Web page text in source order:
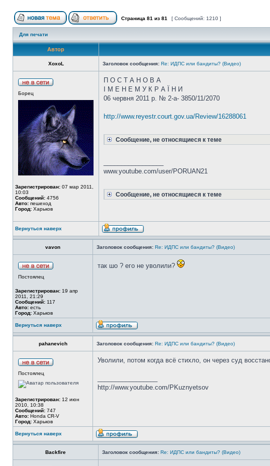
Страница 81 из 81 [ Сообщений: 1210 ]
Для печати
Автор
XoxoL Заголовок сообщения: Re: ИДПС или бандиты? (Видео)
Борец
Зарегистрирован: 07 мар 2011,
10:03
Сообщений: 4756
Авто: пешеход
Город: Харьков
П О С Т А Н О В А
І М Е Н Е М У К Р А Ї Н И
06 червня 2011 р. № 2-а- 3850/11/2070
http://www.reyestr.court.gov.ua/Review/16288061
Сообщение, не относящиеся к теме
www.youtube.com/user/PORUAN21
Сообщение, не относящиеся к теме
Вернуться наверх
vavon Заголовок сообщения: Re: ИДПС или бандиты? (Видео)
Постоялец
Зарегистрирован: 19 апр
2011, 21:29
Сообщений: 117
Авто: есть
Город: Харьков
так шо ? его не уволили?
Вернуться наверх
pahanevich Заголовок сообщения: Re: ИДПС или бандиты? (Видео)
Постоялец
Зарегистрирован: 12 июн
2010, 10:38
Сообщений: 747
Авто: Honda CR-V
Город: Харьков
Уволили, потом когда всё стихло, он через суд
http://www.youtube.com/PKuznyetsov
Вернуться наверх
Backfire Заголовок сообщения: Re: ИДПС или бандиты? (Видео)